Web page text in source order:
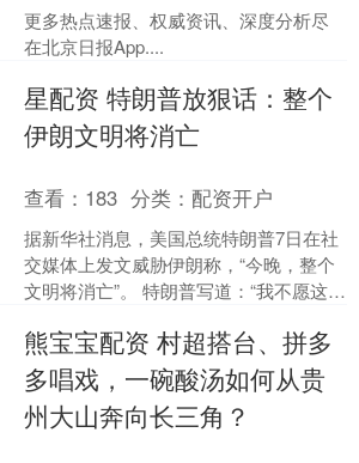
更多热点速报、权威资讯、深度分析尽
在北京日报App....
星配资 特朗普放狠话：整个
伊朗文明将消亡
查看： 183 分类：配资开户
据新华社消息，美国总统特朗普7日在社
交媒体上发文威胁伊朗称，“今晚，整个
文明将消亡”。 特朗普写道：“我不愿这样
特朗普曾威....
熊宝宝配资 村超搭台、拼多
多唱戏，一碗酸汤如何从贵
州大山奔向长三角？